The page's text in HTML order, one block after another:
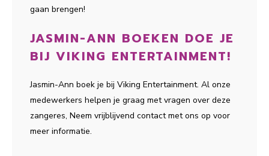
gaan brengen!
JASMIN-ANN BOEKEN DOE JE
BIJ VIKING ENTERTAINMENT!
Jasmin-Ann boek je bij Viking Entertainment. Al onze
medewerkers helpen je graag met vragen over deze
zangeres, Neem vrijblijvend contact met ons op voor
meer informatie.